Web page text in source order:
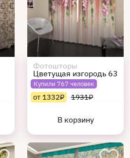
Фотошторы
Цветущая изгородь 63
Купили 767 человек
от 1332₽ 1931₽
В корзину